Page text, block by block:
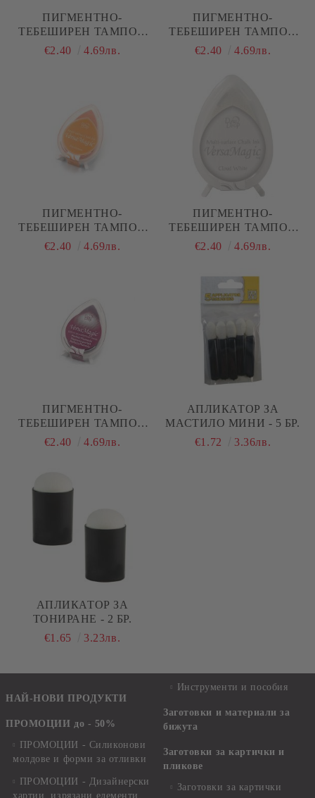
ПИГМЕНТНО-
ТЕБЕШИРЕН ТАМПОН
VERSA MAGIC - PINK
€2.40 4.69лв.
ПИГМЕНТНО-
ТЕБЕШИРЕН ТАМПОН
VERSA MAGIC - OCEAN
€2.40 4.69лв.
ПИГМЕНТНО-
ТЕБЕШИРЕН ТАМПОН
VERSA MAGIC -
€2.40 4.69лв.
ПИГМЕНТНО-
ТЕБЕШИРЕН ТАМПОН
VERSA MAGIC - CLOUD
€2.40 4.69лв.
ПИГМЕНТНО-
ТЕБЕШИРЕН ТАМПОН
VERSA MAGIC -
€2.40 4.69лв.
АПЛИКАТОР ЗА
МАСТИЛО МИНИ - 5 БР.
€1.72
3.36лв.
АПЛИКАТОР ЗА
ТОНИРАНЕ - 2 БР.
€1.65
3.23лв.
НАЙ-НОВИ ПРОДУКТИ
ПРОМОЦИИ до - 50%
ПРОМОЦИИ - Силиконови
молдове и форми за отливки
ПРОМОЦИИ - Дизайнерски
хартии, изрязани елементи,
Инструменти и пособия
Заготовки и материали за
бижута
Заготовки за картички и
пликове
Заготовки за картички